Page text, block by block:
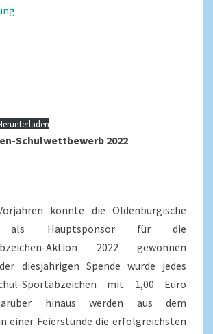
Schulwettbewerb 2022
konnte die Oldenburgische
als Hauptsponsor für die
Aktion 2022 gewonnen
diesjährigen Spende wurde jedes
Sportabzeichen mit 1,00 Euro
hinaus werden aus dem
einer Feierstunde die erfolgreichsten